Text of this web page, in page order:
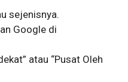
sejenisnya.
Google di
atau “Pusat Oleh